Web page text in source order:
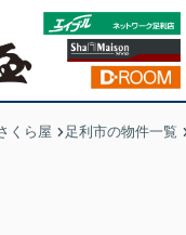
くら屋 足利市の物件一覧